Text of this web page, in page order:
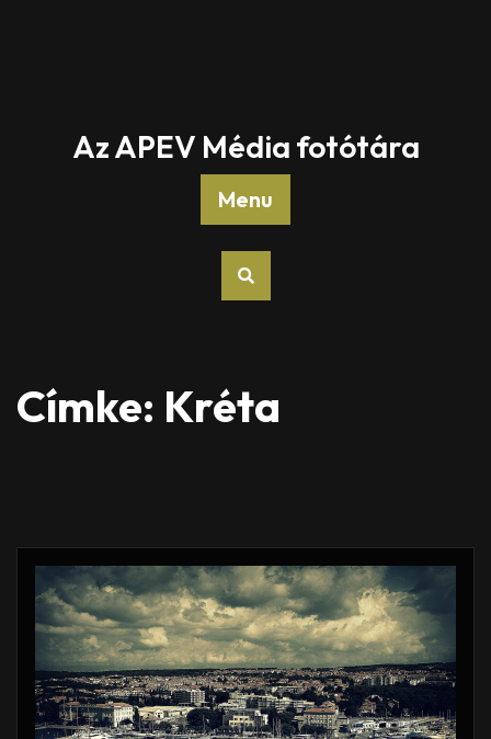
Az APEV Média fotótára
Menu
Címke: Kréta